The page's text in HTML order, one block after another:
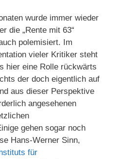
wurde immer wieder
die „Rente mit 63“
polemisiert. Im
vieler Kritiker steht
hier eine Rolle rückwärts
der doch eigentlich auf
aus dieser Perspektive
angesehenen
gehen sogar noch
Hans-Werner Sinn,
für